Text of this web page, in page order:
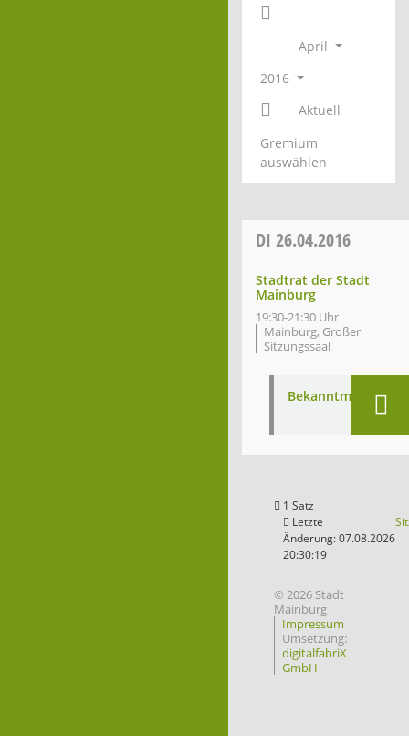
April
2016
Aktuell
Gremium
auswählen
DI 26.04.2016
Stadtrat der Stadt
Mainburg
19:30-21:30 Uhr
Mainburg, Großer
Sitzungssaal
Bekanntmachung
1 Satz
Letzte
Änderung: 07.08.2026
20:30:19
© 2026 Stadt
Mainburg
Impressum
Umsetzung:
digitalfabriX
GmbH